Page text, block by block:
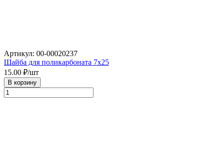
Артикул: 00-00020237
Шайба для поликарбоната 7х25
15.00 ₽/шт
В корзину